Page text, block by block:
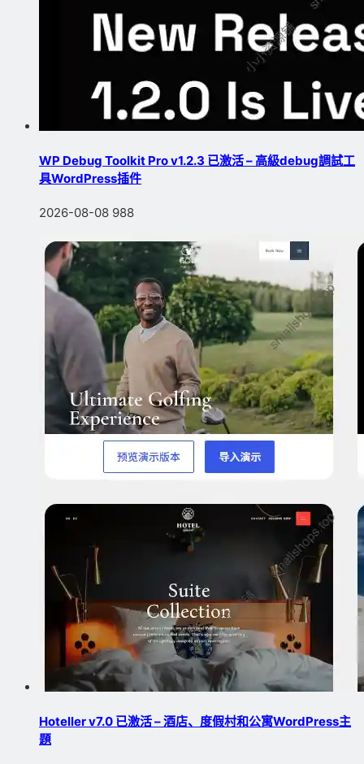
WP Debug Toolkit Pro v1.2.3 已激活 – 高級debug調試工
具WordPress插件
2026-08-08 988
Hoteller v7.0 已激活 – 酒店、度假村和公寓WordPress主
題